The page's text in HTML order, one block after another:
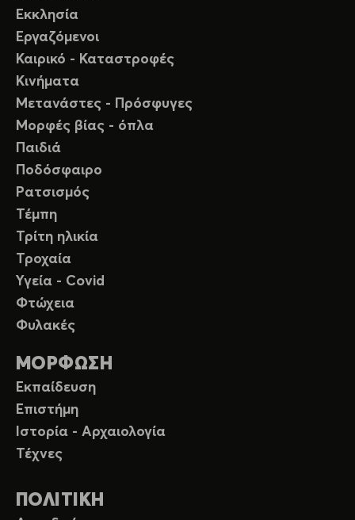
Εκκλησία
Εργαζόμενοι
Καιρικό - Καταστροφές
Κινήματα
Μετανάστες - Πρόσφυγες
Μορφές βίας - όπλα
Παιδιά
Ποδόσφαιρο
Ρατσισμός
Τέμπη
Τρίτη ηλικία
Τροχαία
Υγεία - Covid
Φτώχεια
Φυλακές
ΜΟΡΦΩΣΗ
Εκπαίδευση
Επιστήμη
Ιστορία - Αρχαιολογία
Τέχνες
ΠΟΛΙΤΙΚΗ